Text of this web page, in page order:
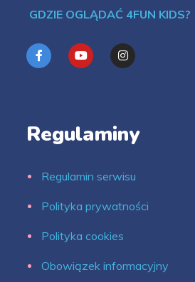
GDZIE OGLĄDAĆ 4FUN KIDS?
Regulaminy
Regulamin serwisu
Polityka prywatności
Polityka cookies
Obowiązek informacyjny